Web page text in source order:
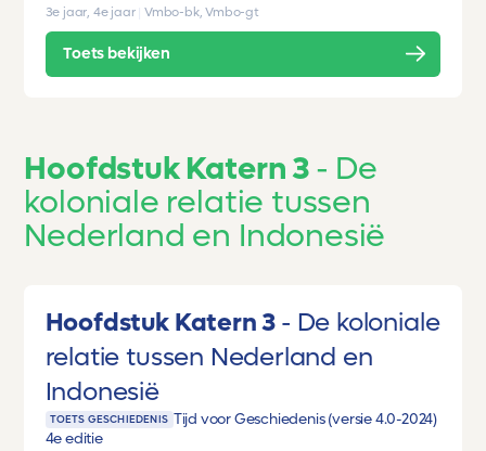
3e jaar, 4e jaar Vmbo-bk, Vmbo-gt
Toets bekijken
Hoofdstuk Katern 3
De
koloniale relatie tussen
Nederland en Indonesië
Hoofdstuk Katern 3
De koloniale
relatie tussen Nederland en
Indonesië
TOETS GESCHIEDENIS Tijd voor Geschiedenis (versie 4.0-2024)
4e editie